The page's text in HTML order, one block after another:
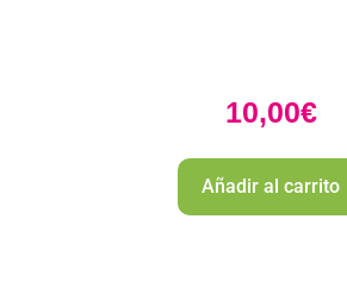
10,00€
Añadir al carrito